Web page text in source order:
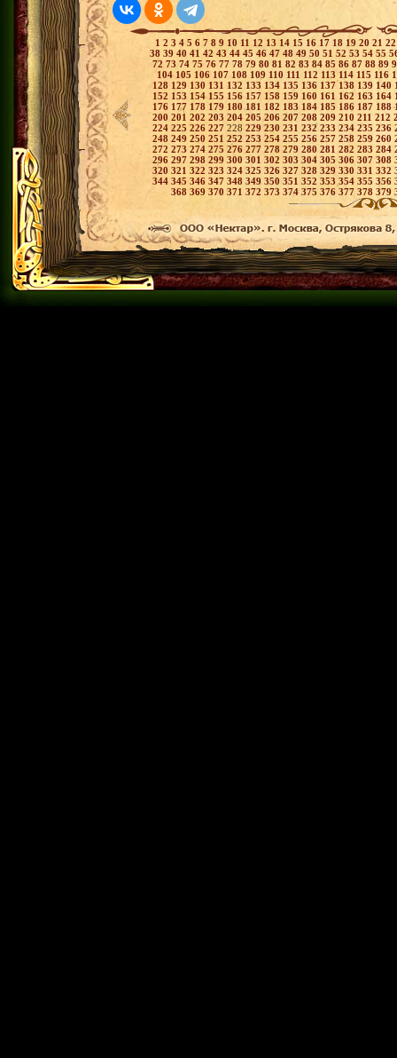
1 2 3 4 5 6 7 8 9 10 11 12 13 14 15 16 17 18 19 20 21
38 39 40 41 42 43 44 45 46 47 48 49 50 51 52 53 54 55
72 73 74 75 76 77 78 79 80 81 82 83 84 85 86 87 88 89
104 105 106 107 108 109 110 111 112 113 114 115 116
128 129 130 131 132 133 134 135 136 137138 139 140
152 153 154 155 156 157 158 159 160 161 162 163 164
176 177 178 179 180 181 182 183 184 185 186 187 188
200 201 202 203 204 205 206 207 208 209 210 211 212
224 225 226 227 228 229230 231 232 233 234 235 236
248 249 250 251 252 253 254 255 256 257 258 259 260
272 273 274 275 276 277 278 279 280 281 282 283 284
296 297 298 299 300 301 302 303 304 305 306 307 308
320 321 322 323 324 325 326 327 328 329 330 331 332
344 345 346 347 348 349 350 351 352 353 354 355 356
368 369 370 371 372 373 374 375 376 377 378 379